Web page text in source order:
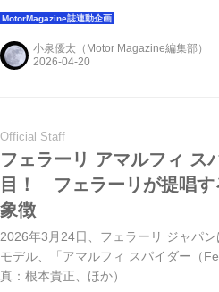
陽）
小泉優太（Motor Magazine編集部）
Official Staff
フェラーリ アマルフィ ス
目！ フェラーリが提唱す
象徴
2026年3月24日、フェラーリ ジャパ
モデル、「アマルフィ スパイダー（
真：根本貴正、ほか）